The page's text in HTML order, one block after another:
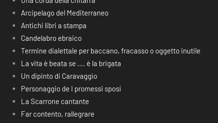
Arcipelago del Mediterraneo
Antichi libri a stampa
Candelabro ebraico
Termine dialettale per baccano, fracasso o oggetto inutile
La vita è beata se …. è la brigata
Un dipinto di Caravaggio
Personaggio de I promessi sposi
La Scarrone cantante
Far contento, rallegrare